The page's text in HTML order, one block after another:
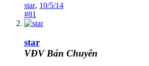
star, 10/5/14
#81
star
VĐV Bán Chuyên